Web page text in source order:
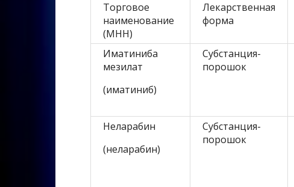
Торговое
наименование
(МНН)
Лекарственная
форма
Иматиниба
мезилат
(иматиниб)
Субстанция-
порошок
Неларабин
(неларабин)
Субстанция-
порошок